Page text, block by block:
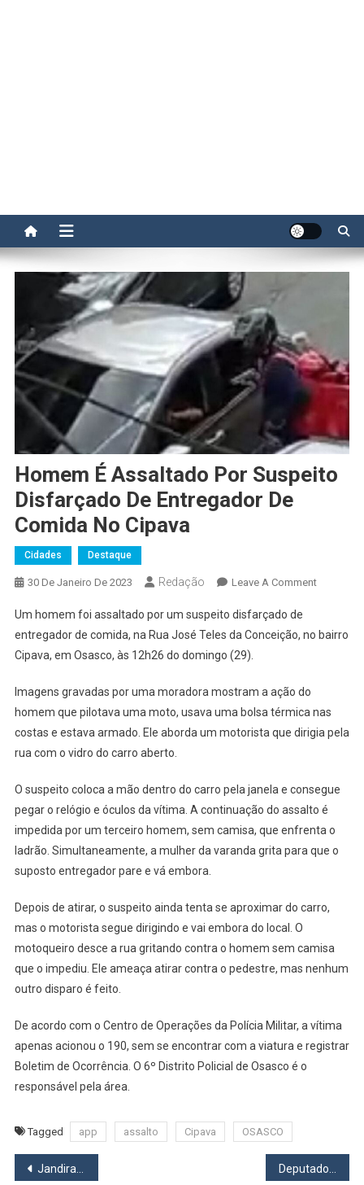
Homem É Assaltado Por Suspeito
Disfarçado De Entregador De
Comida No Cipava
Cidades Destaque
30 De Janeiro De 2023 Redação Leave A CommentOn
Assaltado
De
No
Cipava
Um homem foi assaltado por um suspeito disfarçado de
entregador de comida, na Rua José Teles da Conceição, no bairro
Cipava, em Osasco, às 12h26 do domingo (29).
Imagens gravadas por uma moradora mostram a ação do
homem que pilotava uma moto, usava uma bolsa térmica nas
costas e estava armado. Ele aborda um motorista que dirigia pela
rua com o vidro do carro aberto.
O suspeito coloca a mão dentro do carro pela janela e consegue
pegar o relógio e óculos da vítima. A continuação do assalto é
impedida por um terceiro homem, sem camisa, que enfrenta o
ladrão. Simultaneamente, a mulher da varanda grita para que o
suposto entregador pare e vá embora.
Depois de atirar, o suspeito ainda tenta se aproximar do carro,
mas o motorista segue dirigindo e vai embora do local. O
motoqueiro desce a rua gritando contra o homem sem camisa
que o impediu. Ele ameaça atirar contra o pedestre, mas nenhum
outro disparo é feito.
De acordo com o Centro de Operações da Polícia Militar, a vítima
apenas acionou o 190, sem se encontrar com a viatura e registrar
Boletim de Ocorrência. O 6º Distrito Policial de Osasco é o
responsável pela área.
Tagged app assalto Cipava OSASCO
Navegação
Jandira oferece aulas gratuitas de Libras Deputado Gerson Pessoa participa de encontro com vereadores de Osasco